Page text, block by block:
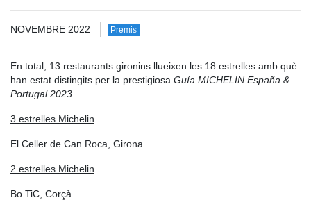
NOVEMBRE 2022 Premis
En total, 13 restaurants gironins llueixen les 18 estrelles amb què
han estat distingits per la prestigiosa Guía MICHELIN España &
Portugal 2023
3 estrelles Michelin
El Celler de Can Roca, Girona
2 estrelles Michelin
Bo.TiC, Corçà